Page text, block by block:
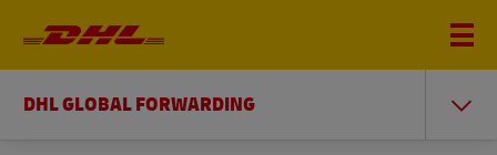
DHL GLOBAL FORWARDING